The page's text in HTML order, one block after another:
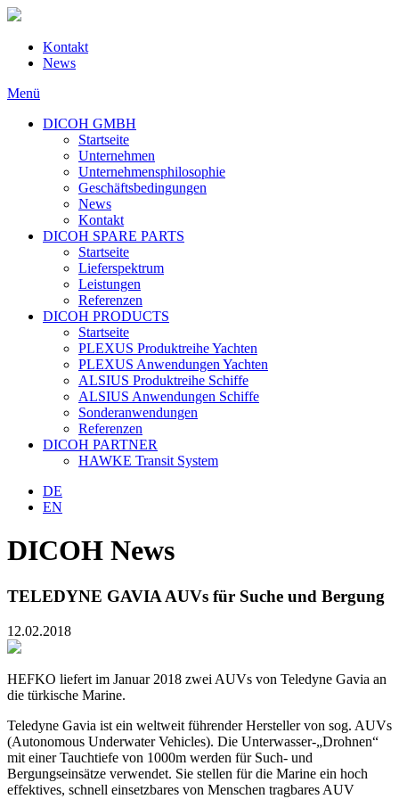
Kontakt
News
Menü
DICOH GMBH
Startseite
Unternehmen
Unternehmensphilosophie
Geschäftsbedingungen
News
Kontakt
DICOH SPARE PARTS
Startseite
Lieferspektrum
Leistungen
Referenzen
DICOH PRODUCTS
Startseite
PLEXUS Produktreihe Yachten
PLEXUS Anwendungen Yachten
ALSIUS Produktreihe Schiffe
ALSIUS Anwendungen Schiffe
Sonderanwendungen
Referenzen
DICOH PARTNER
HAWKE Transit System
DE
EN
DICOH News
TELEDYNE GAVIA AUVs für Suche und Bergung
12.02.2018
HEFKO liefert im Januar 2018 zwei AUVs von Teledyne Gavia an
die türkische Marine.
Teledyne Gavia ist ein weltweit führender Hersteller von sog. AUVs
(Autonomous Underwater Vehicles). Die Unterwasser-„Drohnen“
mit einer Tauchtiefe von 1000m werden für Such- und
Bergungseinsätze verwendet. Sie stellen für die Marine ein hoch
effektives, schnell einsetzbares von Menschen tragbares AUV